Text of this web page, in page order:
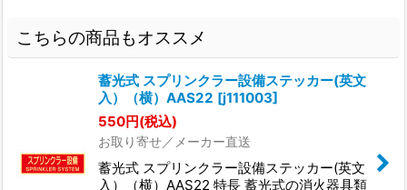
こちらの商品もオススメ
蓄光式 スプリンクラー設備ステッカー(英文
入）（横）AAS22 [j111003]
550円(税込)
お取り寄せ／メーカー直送
蓄光式 スプリンクラー設備ステッカー(英文
入）（横）AAS22 特長 蓄光式の消火器具類